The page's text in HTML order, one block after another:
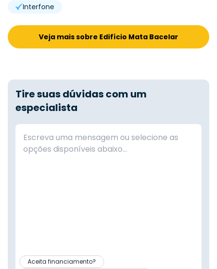
Interfone
Veja mais sobre Edifício Mata Bacelar
Tire suas dúvidas com um
especialista
Aceita financiamento?